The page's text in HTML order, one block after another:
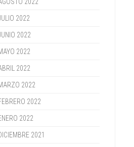
2022
2022
2022
2022
2022
2022
2022
2021